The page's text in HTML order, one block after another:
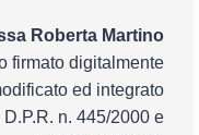
Roberta Martino
firmato digitalmente
ed integrato
n. 445/2000 e